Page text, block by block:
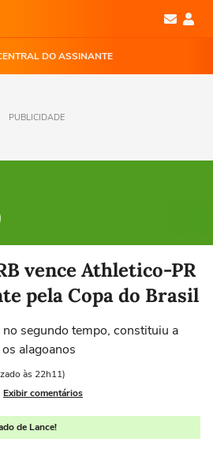
DO ASSINANTE
PUBLICIDADE
as notícias
vence Athletico-PR
pela Copa do Brasil
segundo tempo, constituiu a
alagoanos
às 22h11)
Exibir comentários
de Lance!